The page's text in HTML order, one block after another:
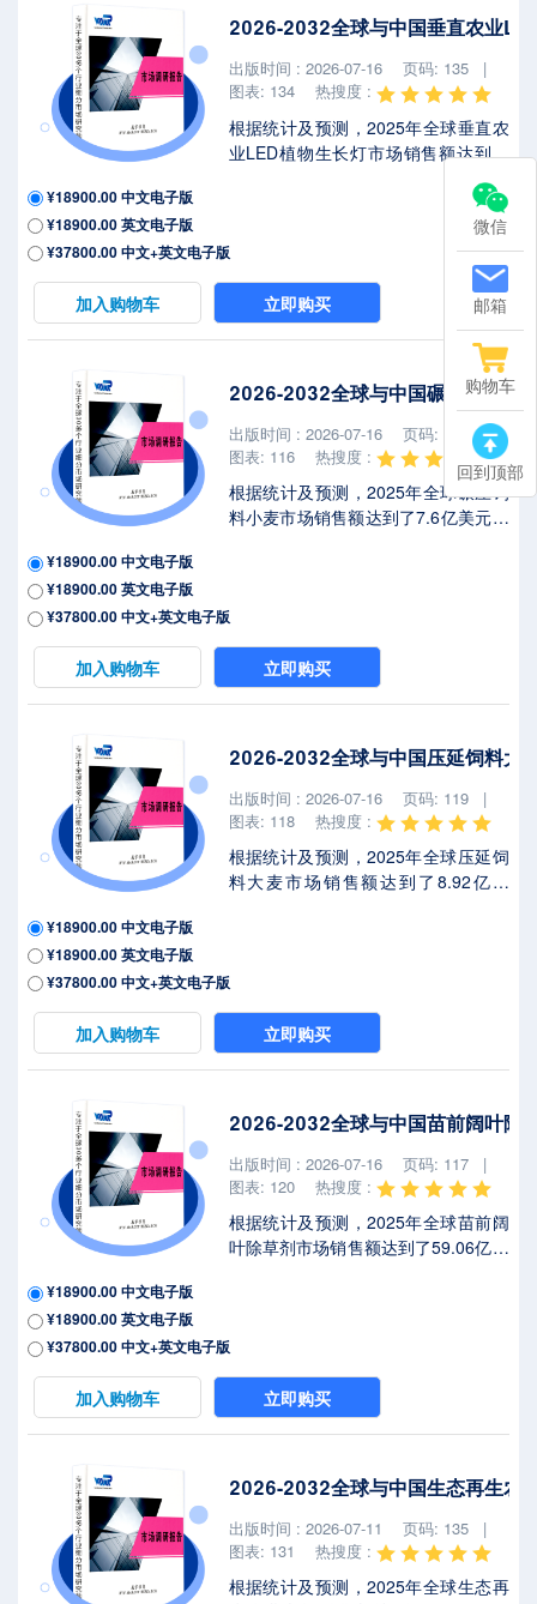
微信
邮箱
购物车
回到顶部
报告将深入解析最新关税调整及各国
应对战略对出苗后除草剂市场竞争态
势、区域经济联动及供应链重构的潜
在影响。出苗后除草剂是一类在杂草
出土...
2026-2032全球与中国垂直农业
出版时间 : 2026-07-16
页码: 135 |
图表: 134
热搜度 :
根据统计及预测，2025年全球垂直农
业LED植物生长灯市场销售额达到了
4.73亿美元，预计2032年将达到
10.46亿美元，年复合增长率
（CAGR）为12.2%（2026-2032）。
地区层面来看，中国市场在过去几年
变化较快，2025年市场规模为 百万美
元，约占全球的 %，预计2032年将达
到 百万美元，届时全球占比将达到
%。2025年美国关税政策为全球经济
格局带来显著不确定性，本报告将深
入解析最新关税调整及各国应对战略
对垂直农业LED植物生长灯市场竞争
态势、区域经济联动及供应链重构的
潜在影响...
¥18900.00 中文电子版
¥18900.00 英文电子版
¥37800.00 中文+英文电子版
加入购物车 立即购买
2026-2032全球与中国碾压饲料小
出版时间 : 2026-07-16
页码: 112 |
图表: 116
热搜度 :
根据统计及预测，2025年全球碾压饲
料小麦市场销售额达到了7.6亿美元，
看，中国市场在过去几年变化较快，
2025年市场规模为 百万美元，约占全
球的 %，预计2032年将达到 百万美
元，届时全球占比将达到 %。2025年
著不确定性，本报告将深入解析最新
关税调整及各国应对战略对碾压饲料
小麦市场竞争态势、区域经济联动及
供应链重构的潜在影响。碾压饲料小
麦是将小麦籽粒经...
¥18900.00 中文电子版
¥18900.00 英文电子版
¥37800.00 中文+英文电子版
加入购物车 立即购买
2026-2032全球与中国压延饲料大
出版时间 : 2026-07-16
页码: 119 |
图表: 118
热搜度 :
根据统计及预测，2025年全球压延饲
料大麦市场销售额达到了8.92亿美
看，中国市场在过去几年变化较快，
2025年市场规模为 百万美元，约占全
球的 %，预计2032年将达到 百万美
元，届时全球占比将达到 %。2025年
著不确定性，本报告将深入解析最新
关税调整及各国应对战略对压延饲料
大麦市场竞争态势、区域经济联动及
供应链重构的潜在影响。压延饲料大
麦是将大麦籽粒...
¥18900.00 中文电子版
¥18900.00 英文电子版
¥37800.00 中文+英文电子版
加入购物车 立即购买
2026-2032全球与中国苗前阔叶除
出版时间 : 2026-07-16
页码: 117 |
图表: 120
热搜度 :
根据统计及预测，2025年全球苗前阔
叶除草剂市场销售额达到了59.06亿美
看，中国市场在过去几年变化较快，
2025年市场规模为 百万美元，约占全
球的 %，预计2032年将达到 百万美
元，届时全球占比将达到 %。2025年
著不确定性，本报告将深入解析最新
关税调整及各国应对战略对苗前阔叶
除草剂市场竞争态势、区域经济联动
及供应链重构的潜在影响。苗前阔叶
除草剂是一...
¥18900.00 中文电子版
¥18900.00 英文电子版
¥37800.00 中文+英文电子版
加入购物车 立即购买
2026-2032全球与中国生态再生农
出版时间 : 2026-07-11
页码: 135 |
图表: 131
热搜度 :
根据统计及预测，2025年全球生态再